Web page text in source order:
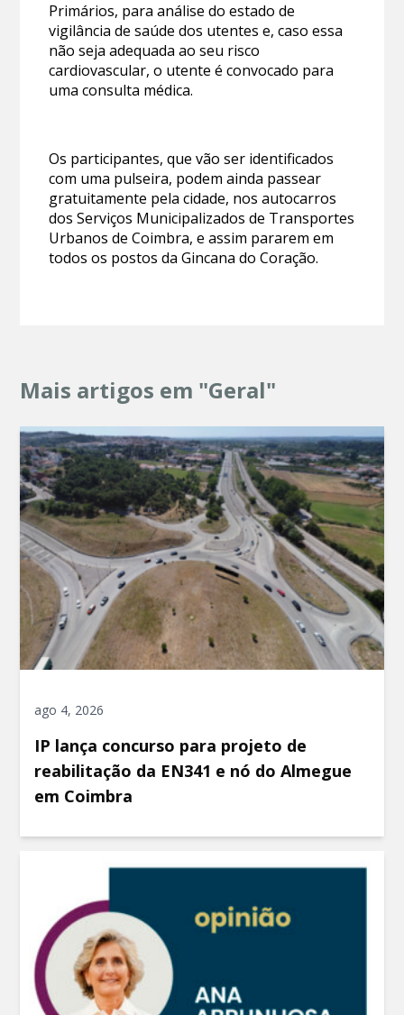
Primários, para análise do estado de
vigilância de saúde dos utentes e, caso essa
não seja adequada ao seu risco
cardiovascular, o utente é convocado para
uma consulta médica.
Os participantes, que vão ser identificados
com uma pulseira, podem ainda passear
gratuitamente pela cidade, nos autocarros
dos Serviços Municipalizados de Transportes
Urbanos de Coimbra, e assim pararem em
todos os postos da Gincana do Coração.
Mais artigos em "Geral"
ago 4, 2026
IP lança concurso para projeto de
reabilitação da EN341 e nó do Almegue
em Coimbra